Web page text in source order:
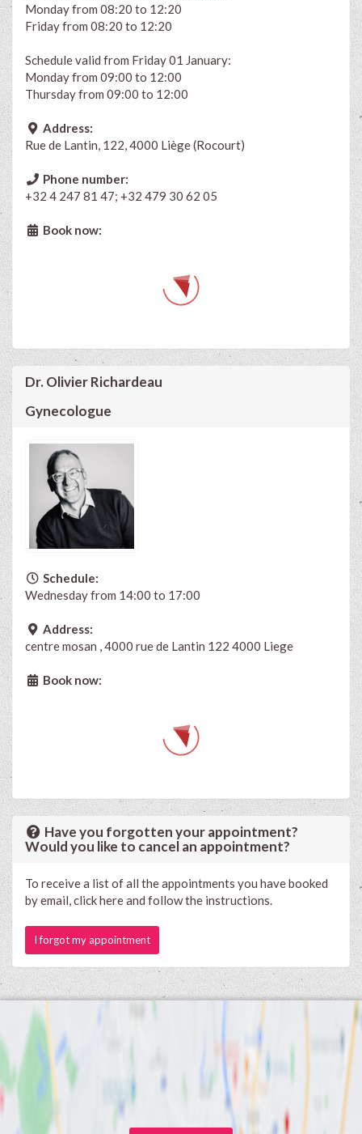
Monday from 08:20 to 12:20
Friday from 08:20 to 12:20
Schedule valid from Friday 01 January:
Monday from 09:00 to 12:00
Thursday from 09:00 to 12:00
Address:
Rue de Lantin, 122, 4000 Liège (Rocourt)
Phone number:
+32 4 247 81 47; +32 479 30 62 05
Book now:
Dr. Olivier Richardeau
Gynecologue
Schedule:
Wednesday from 14:00 to 17:00
Address:
centre mosan , 4000 rue de Lantin 122 4000 Liege
Book now:
Have you forgotten your appointment?
Would you like to cancel an appointment?
To receive a list of all the appointments you have booked
by email, click here and follow the instructions.
I forgot my appointment